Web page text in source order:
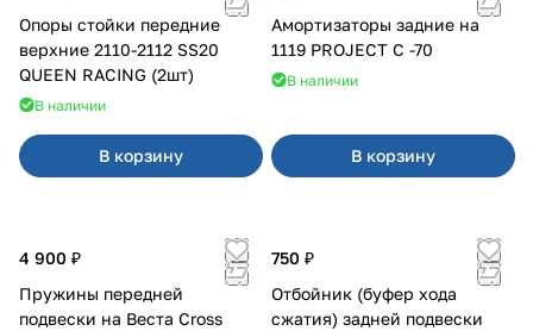
Опоры стойки передние
верхние 2110-2112 SS20
QUEEN RACING (2шт)
В наличии
В корзину
Амортизаторы задние на
1119 PROJECT С -70
В наличии
В корзину
4 900 ₽
Пружины передней
подвески на Веста Cross
750 ₽
Отбойник (буфер хода
сжатия) задней подвески